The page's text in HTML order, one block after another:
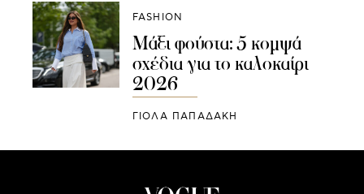
FASHION
Μάξι φούστα: 5 κομψά
σχέδια για το καλοκαίρι
2026
ΓΙΌΛΑ ΠΑΠΑΔΆΚΗ